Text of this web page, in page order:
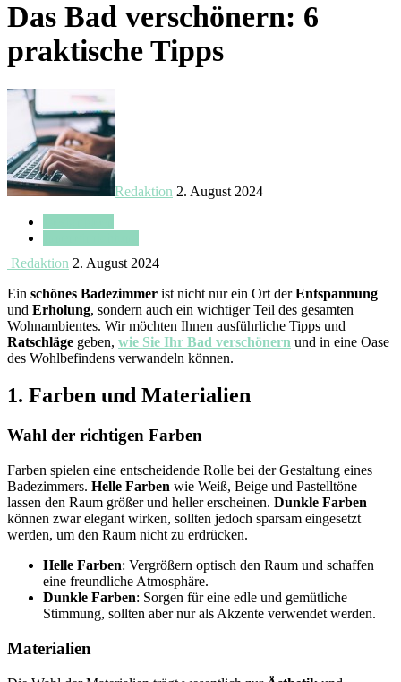
Das Bad verschönern: 6
praktische Tipps
Redaktion 2. August 2024
Redaktion 2. August 2024
Ein schönes Badezimmer ist nicht nur ein Ort derEntspannung
und Erholung, sondern auch ein wichtiger Teil des gesamten
Wohnambientes. Wir möchten Ihnen ausführliche Tipps und
Ratschläge geben, wie Sie Ihr Bad verschönern und in eine Oase
des Wohlbefindens verwandeln können.
1. Farben und Materialien
Wahl der richtigen Farben
Farben spielen eine entscheidende Rolle bei der Gestaltung eines
Badezimmers. Helle Farben wie Weiß, Beige und Pastelltöne
lassen den Raum größer und heller erscheinen. Dunkle Farben
können zwar elegant wirken, sollten jedoch sparsam eingesetzt
werden, um den Raum nicht zu erdrücken.
Helle Farben: Vergrößern optisch den Raum und schaffen
eine freundliche Atmosphäre.
Dunkle Farben: Sorgen für eine edle und gemütliche
Stimmung, sollten aber nur als Akzente verwendet werden.
Materialien